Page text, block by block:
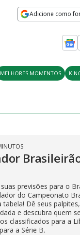
Adicione como
MELHORES MOMENTOS
previsões para o
do Campeonato
tabela! Dê seus
e descubra quem
classificados para a
a Série B.